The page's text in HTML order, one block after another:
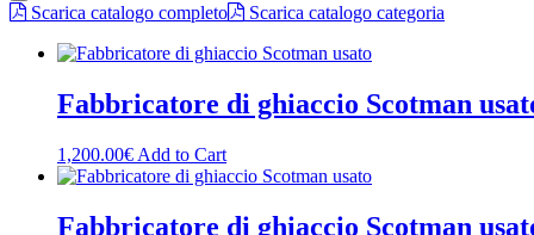
Scarica catalogo completo Scarica catalogo categoria
Fabbricatore di ghiaccio Scotman
1,200.00€ Add to Cart
Fabbricatore di ghiaccio Scotman